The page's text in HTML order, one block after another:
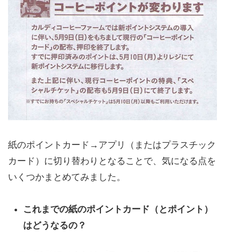
紙のポイントカード→アプリ（またはプラスチック
カード）に切り替わりとなることで、気になる点を
いくつかまとめてみました。
これまでの紙のポイントカード（とポイント）
はどうなるの？